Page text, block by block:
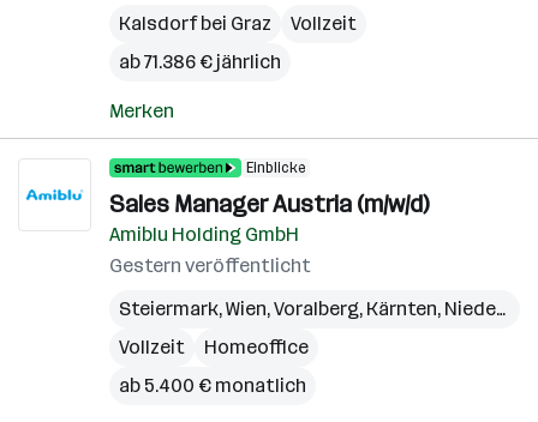
Kalsdorf bei Graz
Vollzeit
ab 71.386 € jährlich
Merken
Einblicke
Sales Manager Austria (m/w/d)
Amiblu Holding GmbH
Gestern veröffentlicht
Steiermark,Wien,Voralberg, Kärnten, Niederösterreich
Vollzeit
Homeoffice
ab 5.400 € monatlich